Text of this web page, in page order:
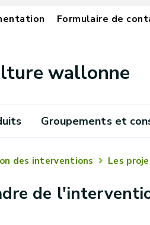
Formulaire de
wallonne
Groupements et
des interventions Les
de